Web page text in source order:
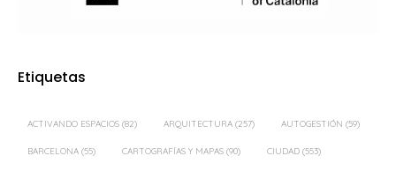
Etiquetas
ACTIVANDO ESPACIOS (82) ARQUITECTURA (257) AUTOGESTIÓN (59)
BARCELONA (55) CARTOGRAFÍAS Y MAPAS (90) CIUDAD (553)